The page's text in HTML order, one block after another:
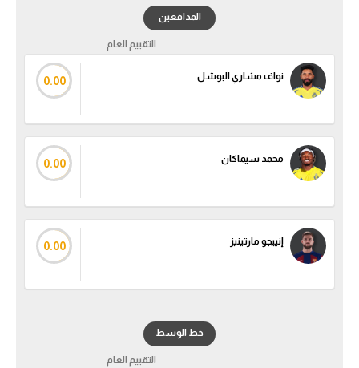
دوري أبطال أوروبا
كل البطولات
أقسام
الكرة المصرية
الدوري المصري
المدافعين
التقييم العام
نواف مشاري البوشل 0.00
محمد سيماكان 0.00
إنييجو مارتينيز 0.00
خط الوسط
التقييم العام